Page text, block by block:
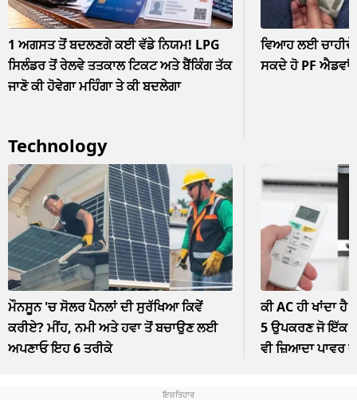
1 ਅਗਸਤ ਤੋਂ ਬਦਲਣਗੇ ਕਈ ਵੱਡੇ ਨਿਯਮ! LPG
ਸਿਲੰਡਰ ਤੋਂ ਰੇਲਵੇ ਤਤਕਾਲ ਟਿਕਟ ਅਤੇ ਬੈਂਕਿੰਗ ਤੱਕ
ਜਾਣੋ ਕੀ ਹੋਵੇਗਾ ਮਹਿੰਗਾ ਤੇ ਕੀ ਬਦਲੇਗਾ
ਵਿਆਹ ਲਈ ਚਾਹੀਦੇ
ਸਕਦੇ ਹੋ PF
Technology
ਮੌਨਸੂਨ 'ਚ ਸੋਲਰ ਪੈਨਲਾਂ ਦੀ ਸੁਰੱਖਿਆ ਕਿਵੇਂ
ਕਰੀਏ? ਮੀਂਹ, ਨਮੀ ਅਤੇ ਹਵਾ ਤੋਂ ਬਚਾਉਣ ਲਈ
ਅਪਣਾਓ ਇਹ 6 ਤਰੀਕੇ
ਕੀ AC ਹੀ ਖਾਂਦਾ
5 ਉਪਕਰਣ ਜੋ ਇੱਕ
ਵੀ ਜ਼ਿਆਦਾ ਪਾਵਰ